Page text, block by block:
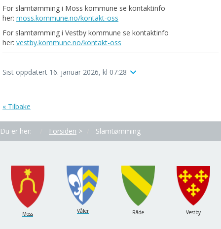
For slamtømming i Moss kommune se kontaktinfo
her: moss.kommune.no/kontakt-oss
For slamtømming i Vestby kommune se kontaktinfo
her: vestby.kommune.no/kontakt-oss
Sist oppdatert 16. januar 2026, kl 07:28
« Tilbake
Du er her: Forsiden > Slamtømming
Moss Våler Råde Vestby